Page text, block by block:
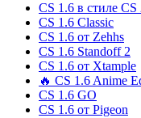
CS 1.6 в стиле CS
CS 1.6 Classic
CS 1.6 от Zehhs
CS 1.6 Standoff 2
CS 1.6 от Xtample
🔥 CS 1.6 Anime
CS 1.6 GO
CS 1.6 от Pigeon